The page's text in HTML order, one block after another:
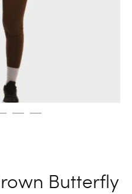
Butterfly